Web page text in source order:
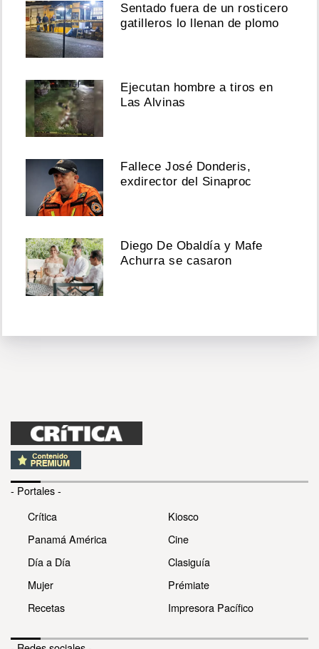
Sentado fuera de un rosticero
gatilleros lo llenan de plomo
Ejecutan hombre a tiros en
Las Alvinas
Fallece José Donderis,
exdirector del Sinaproc
Diego De Obaldía y Mafe
Achurra se casaron
- Portales -
Crítica
Panamá América
Día a Día
Mujer
Recetas
Kiosco
Cine
Clasiguía
Prémiate
Impresora Pacífico